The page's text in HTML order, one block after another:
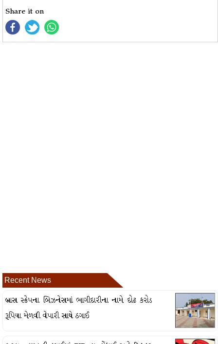
Share it on
Recent News
બ્રાસ સ્ક્રેપના બિઝનેસમાં ભાગીદારીના નામે દોઢ કરોડ
રૂપિયા મેળવી વેપારી સાથે ઠગાઈ